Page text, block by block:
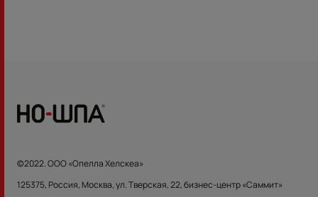
©2022. OOO «Опелла Хелскеа»
125375, Россия, Москва, ул. Тверская, 22, бизнес-центр «Саммит»